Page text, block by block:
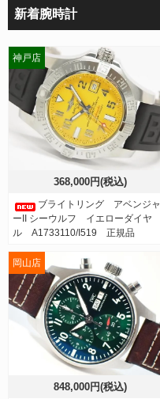
新着腕時計
368,000円(税込)
ブライトリング アベンジャ
ーII シーウルフ イエローダイヤ
ル A1733110/I519 正規品
神戸店
848,000円(税込)
岡山店